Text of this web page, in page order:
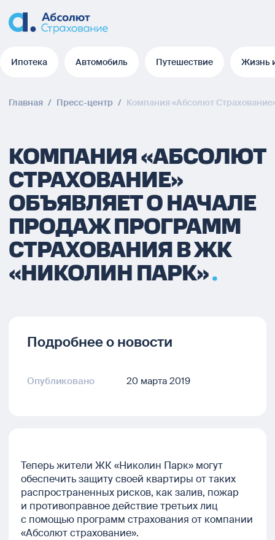
Ипотека Автомобиль Путешествие Жизнь
Главная / Пресс-центр / Компания «Абсолют
КОМПАНИЯ «АБСОЛЮТ
СТРАХОВАНИЕ»
ОБЪЯВЛЯЕТ О НАЧАЛЕ
ПРОДАЖ ПРОГРАММ
СТРАХОВАНИЯ В ЖК
«НИКОЛИН ПАРК»
Подробнее о новости
Опубликовано 20 марта 2019
Теперь жители ЖК «Николин Парк» могут
обеспечить защиту своей квартиры от таких
распространенных рисков, как залив, пожар
и противоправное действие третьих лиц
с помощью программ страхования от компании
«Абсолют страхование».